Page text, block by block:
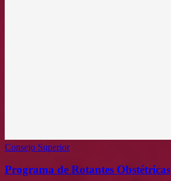
Consejo Superior
Programa de Rotantes Obstétricas